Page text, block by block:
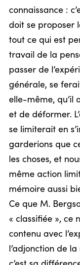
connaissance :
doit se proposer
tout ce qui est
travail de la
passer de
générale, se
elle-même,
et de déformer.
se limiterait en
garderions que
les choses, et
même action
mémoire aussi
Ce que M.
« classifiée », ce
contenu avec
l’adjonction de